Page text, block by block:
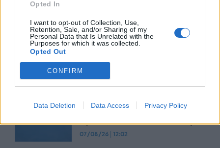
Opted In
I want to opt-out of Collection, Use,
Retention, Sale, and/or Sharing of my
Personal Data that Is Unrelated with the
Purposes for which it was collected.
Opted Out
CONFIRM
Data Deletion Data Access Privacy Policy
Μετρό Αθήνας: Στο τελικό στάδιο
η αντικατάσταση σιδηροτροχιών
στις Γραμμές 2 και 3 - Το έργο
07/08/26
Προκηρύσσεται σήμερα από τη
Γενική Γραμματεία Ιδιωτικών
Επενδύσεων το καθεστώς της
Άμυνας του Αναπτυξιακού Νόμου
07/08/26 | 12:02